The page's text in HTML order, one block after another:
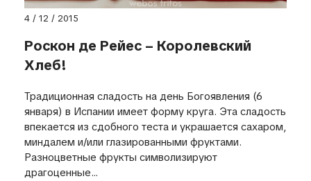
4 / 12 / 2015
Роскон де Рейес – Королевский
Хлеб!
Традиционная сладость на день Богоявления (6
января) в Испании имеет форму круга. Эта сладость
впекается из сдобного теста и украшается сахаром,
миндалем и/или глазированными фруктами.
Разноцветные фрукты символизируют
драгоценные...